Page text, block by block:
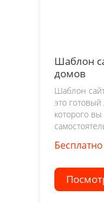
Шаблон
домов
Шаблон
это
которого
Бесплатно